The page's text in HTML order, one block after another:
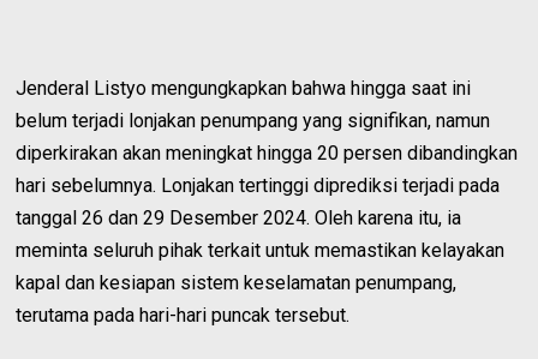
Jenderal Listyo mengungkapkan bahwa hingga saat ini
belum terjadi lonjakan penumpang yang signifikan, namun
diperkirakan akan meningkat hingga 20 persen dibandingkan
hari sebelumnya. Lonjakan tertinggi diprediksi terjadi pada
tanggal 26 dan 29 Desember 2024. Oleh karena itu, ia
meminta seluruh pihak terkait untuk memastikan kelayakan
kapal dan kesiapan sistem keselamatan penumpang,
terutama pada hari-hari puncak tersebut.